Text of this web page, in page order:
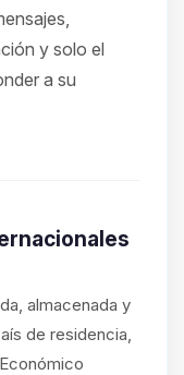
y solo el
a su
almacenada y
de residencia,